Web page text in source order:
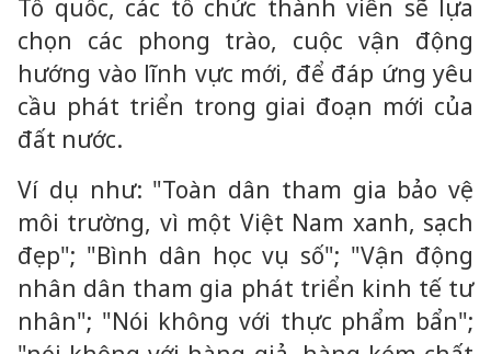
Tổ quốc, các tổ chức thành viên sẽ lựa
chọn các phong trào, cuộc vận động
hướng vào lĩnh vực mới, để đáp ứng yêu
cầu phát triển trong giai đoạn mới của
đất nước.
Ví dụ như: "Toàn dân tham gia bảo vệ
môi trường, vì một Việt Nam xanh, sạch
đẹp"; "Bình dân học vụ số"; "Vận động
nhân dân tham gia phát triển kinh tế tư
nhân"; "Nói không với thực phẩm bẩn";